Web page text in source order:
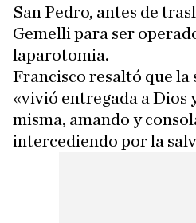
San Pedro, antes de
Gemelli para ser
laparotomia.
Francisco resaltó que la
«vivió entregada a Dios
misma, amando y
intercediendo por la